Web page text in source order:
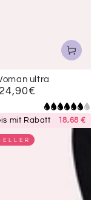
ultra
Verkaufspreis
24,90€
mit Rabatt 18,68 €